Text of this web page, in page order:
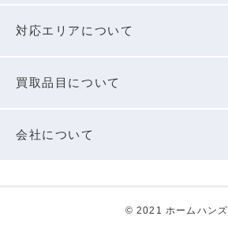
対応エリアについて
買取品⽬について
会社について
© 2021 ホームハンズ